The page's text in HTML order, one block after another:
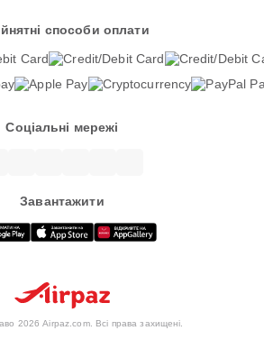
способи оплати
Соціальні мережі
Завантажити
2026 Airpaz.com. Всі права захищені.